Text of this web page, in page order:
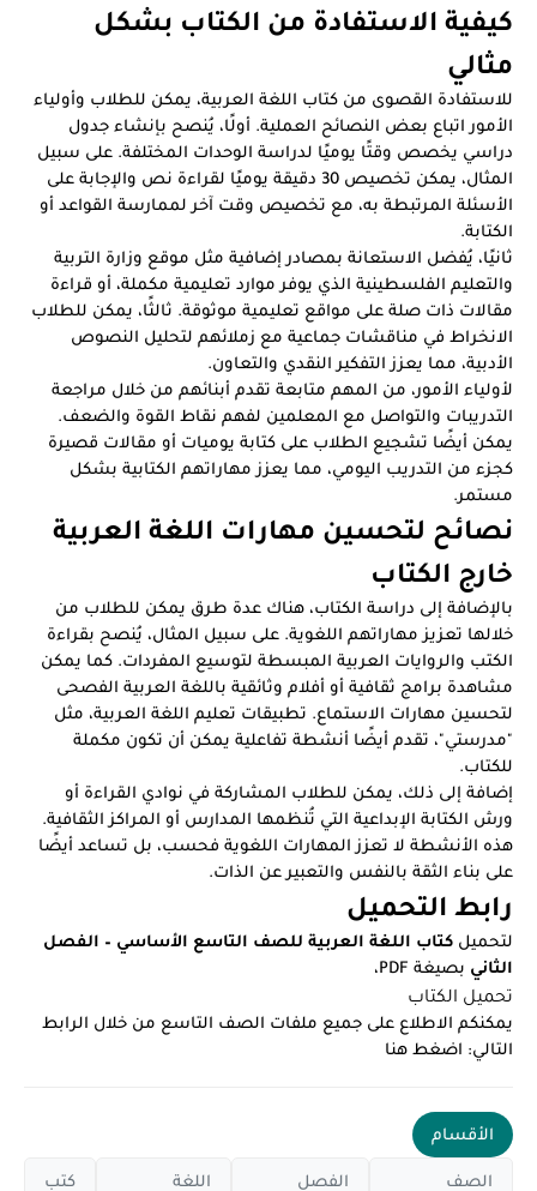
كيفية الاستفادة من الكتاب بشكل
مثالي
للاستفادة القصوى من كتاب اللغة العربية، يمكن للطلاب وأولياء
الأمور اتباع بعض النصائح العملية. أولًا، يُنصح بإنشاء جدول
دراسي يخصص وقتًا يوميًا لدراسة الوحدات المختلفة. على سبيل
المثال، يمكن تخصيص 30 دقيقة يوميًا لقراءة نص والإجابة على
الأسئلة المرتبطة به، مع تخصيص وقت آخر لممارسة القواعد أو
الكتابة.
ثانيًا، يُفضل الاستعانة بمصادر إضافية مثل موقع وزارة التربية
والتعليم الفلسطينية الذي يوفر موارد تعليمية مكملة، أو قراءة
مقالات ذات صلة على مواقع تعليمية موثوقة. ثالثًا، يمكن للطلاب
الانخراط في مناقشات جماعية مع زملائهم لتحليل النصوص
الأدبية، مما يعزز التفكير النقدي والتعاون.
لأولياء الأمور، من المهم متابعة تقدم أبنائهم من خلال مراجعة
التدريبات والتواصل مع المعلمين لفهم نقاط القوة والضعف.
يمكن أيضًا تشجيع الطلاب على كتابة يوميات أو مقالات قصيرة
كجزء من التدريب اليومي، مما يعزز مهاراتهم الكتابية بشكل
مستمر.
نصائح لتحسين مهارات اللغة العربية
خارج الكتاب
بالإضافة إلى دراسة الكتاب، هناك عدة طرق يمكن للطلاب من
خلالها تعزيز مهاراتهم اللغوية. على سبيل المثال، يُنصح بقراءة
الكتب والروايات العربية المبسطة لتوسيع المفردات. كما يمكن
مشاهدة برامج ثقافية أو أفلام وثائقية باللغة العربية الفصحى
لتحسين مهارات الاستماع. تطبيقات تعليم اللغة العربية، مثل
"مدرستي"، تقدم أيضًا أنشطة تفاعلية يمكن أن تكون مكملة
للكتاب.
إضافة إلى ذلك، يمكن للطلاب المشاركة في نوادي القراءة أو
ورش الكتابة الإبداعية التي تُنظمها المدارس أو المراكز الثقافية.
هذه الأنشطة لا تعزز المهارات اللغوية فحسب، بل تساعد أيضًا
على بناء الثقة بالنفس والتعبير عن الذات.
رابط التحميل
لتحميل كتاب اللغة العربية للصف التاسع الأساسي – الفصل
الثاني بصيغة PDF،
تحميل الكتاب
يمكنكم الاطلاع على جميع ملفات الصف التاسع من خلال الرابط
التالي: اضغط هنا
الأقسام
الصف
الفصل
اللغة
كتب